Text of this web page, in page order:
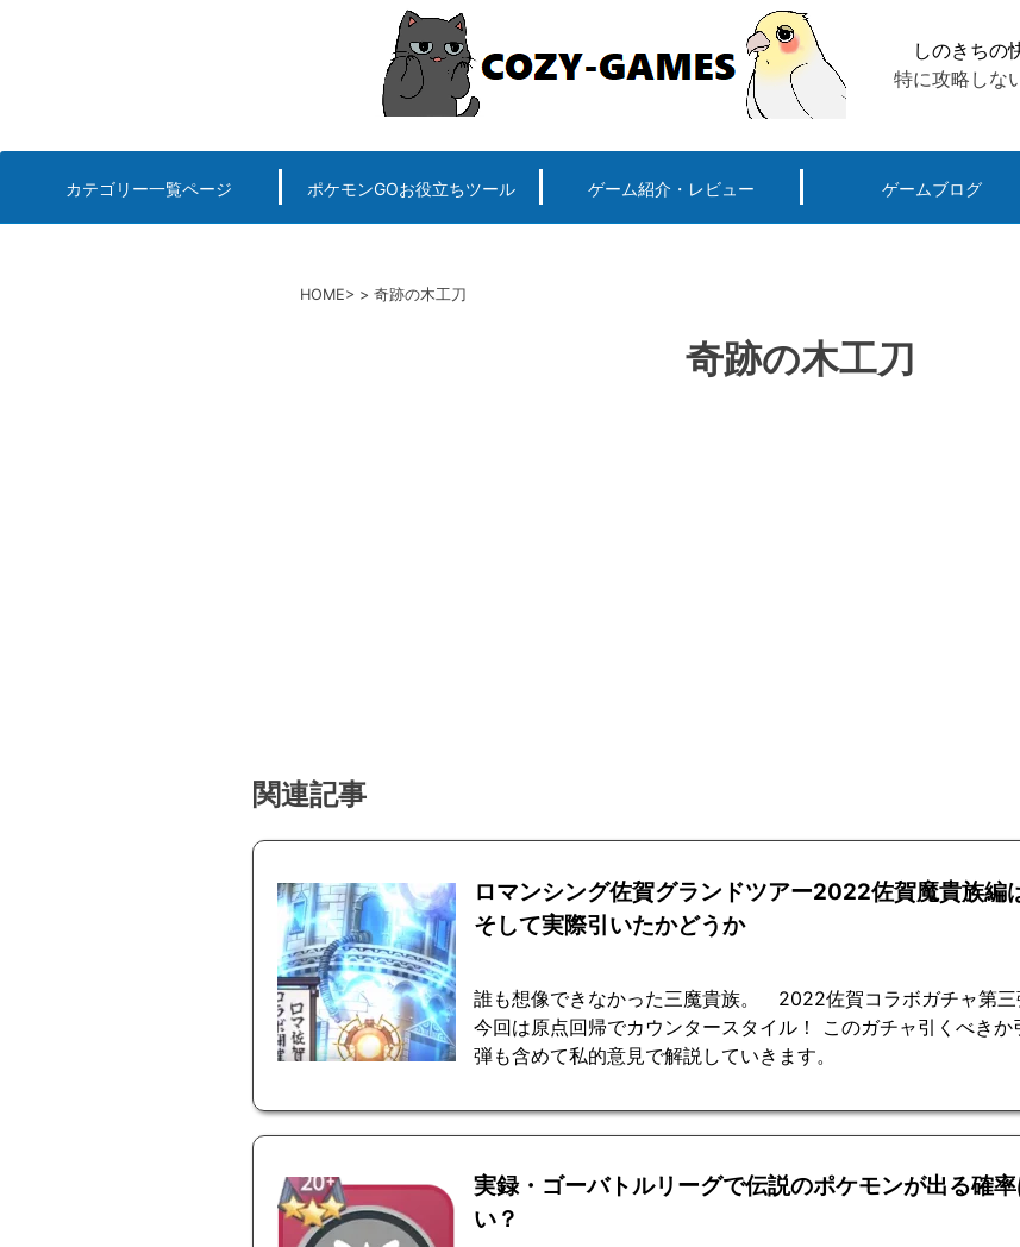
へ
しのきちの
特に攻略しな
カテゴリー一覧ページ ポケモンGOお役立ちツール ゲーム紹介・レビュー ゲームブログ
HOME 奇跡の木工刀
奇跡の木工刀
関連記事
ロマンシング佐賀グランドツアー2022佐賀魔貴族編
そして実際引いたかどうか
誰も想像できなかった三魔貴族。 2022佐賀コラボガチャ第三
今回は原点回帰でカウンタースタイル！ このガチャ引くべき
弾も含めて私的意見で解説していきます。
実録・ゴーバトルリーグで伝説のポケモンが出る確
い？